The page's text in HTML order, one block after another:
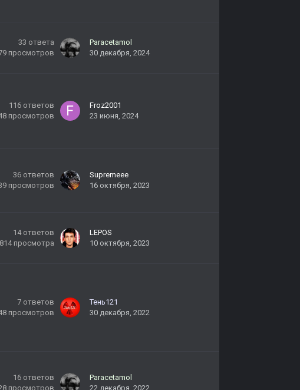
33 ответа
просмотров
Paracetamol
30 декабря, 2024
116 ответов
просмотров
Froz2001
23 июня, 2024
36 ответов
просмотров
Supremeee
16 октября, 2023
14 ответов
просмотра
LEPOS
10 октября, 2023
7 ответов
просмотров
Тень121
30 декабря, 2022
16 ответов
просмотров
Paracetamol
22 декабря, 2022